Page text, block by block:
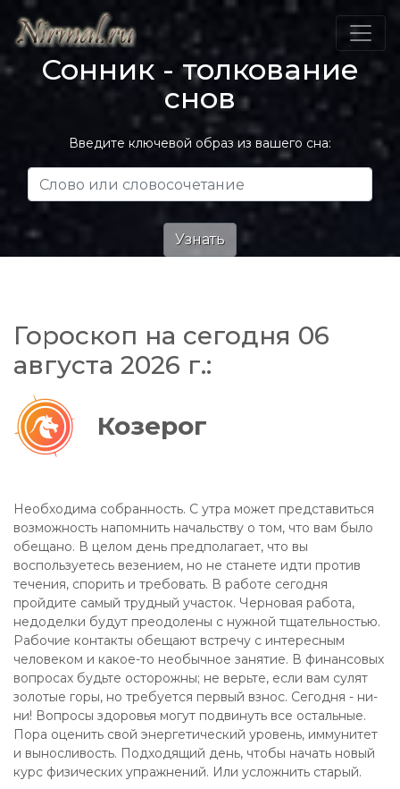
Сонник - толкование
снов
Введите ключевой образ из вашего сна:
Гороскоп на сегодня 06
августа 2026 г.:
Козерог
Необходима собранность. С утра может представиться
возможность напомнить начальству о том, что вам было
обещано. В целом день предполагает, что вы
воспользуетесь везением, но не станете идти против
течения, спорить и требовать. В работе сегодня
пройдите самый трудный участок. Черновая работа,
недоделки будут преодолены с нужной тщательностью.
Рабочие контакты обещают встречу с интересным
человеком и какое-то необычное занятие. В финансовых
вопросах будьте осторожны; не верьте, если вам сулят
золотые горы, но требуется первый взнос. Сегодня - ни-
ни! Вопросы здоровья могут подвинуть все остальные.
Пора оценить свой энергетический уровень, иммунитет
и выносливость. Подходящий день, чтобы начать новый
курс физических упражнений. Или усложнить старый.